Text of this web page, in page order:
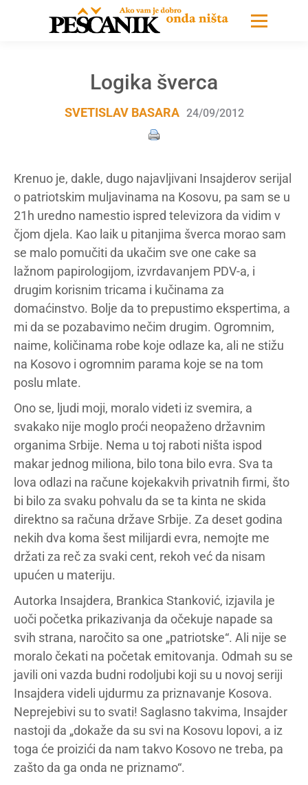
Logika šverca
SVETISLAV BASARA 24/09/2012
Krenuo je, dakle, dugo najavljivani Insajderov serijal
o patriotskim muljavinama na Kosovu, pa sam se u
21h uredno namestio ispred televizora da vidim v
čjom djela. Kao laik u pitanjima šverca morao sam
se malo pomučiti da ukačim sve one cake sa
lažnom papirologijom, izvrdavanjem PDV-a, i
drugim korisnim tricama i kučinama za
domaćinstvo. Bolje da to prepustimo ekspertima, a
mi da se pozabavimo nečim drugim. Ogromnim,
naime, količinama robe koje odlaze ka, ali ne stižu
na Kosovo i ogromnim parama koje se na tom
poslu mlate.
Ono se, ljudi moji, moralo videti iz svemira, a
svakako nije moglo proći neopaženo državnim
organima Srbije. Nema u toj raboti ništa ispod
makar jednog miliona, bilo tona bilo evra. Sva ta
lova odlazi na račune kojekakvih privatnih firmi, što
bi bilo za svaku pohvalu da se ta kinta ne skida
direktno sa računa države Srbije. Za deset godina
nekih dva koma šest milijardi evra, nemojte me
držati za reč za svaki cent, rekoh već da nisam
upućen u materiju.
Autorka Insajdera, Brankica Stanković, izjavila je
uoči početka prikazivanja da očekuje napade sa
svih strana, naročito sa one „patriotske“. Ali nije se
moralo čekati na početak emitovanja. Odmah su se
javili oni vazda budni rodoljubi koji su u novoj seriji
Insajdera videli ujdurmu za priznavanje Kosova.
Neprejebivi su to svati! Saglasno takvima, Insajder
nastoji da „dokaže da su svi na Kosovu lopovi, a iz
toga će proizići da nam takvo Kosovo ne treba, pa
zašto da ga onda ne priznamo“.